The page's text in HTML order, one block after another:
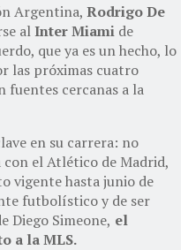
Argentina, Rodrigo De
alInter Miami de
que ya es un hecho, lo
las próximas cuatro
fuentes cercanas a la
en su carrera: no
el Atlético de Madrid,
vigente hasta junio de
futbolístico y de ser
Diego Simeone, el
a la MLS.